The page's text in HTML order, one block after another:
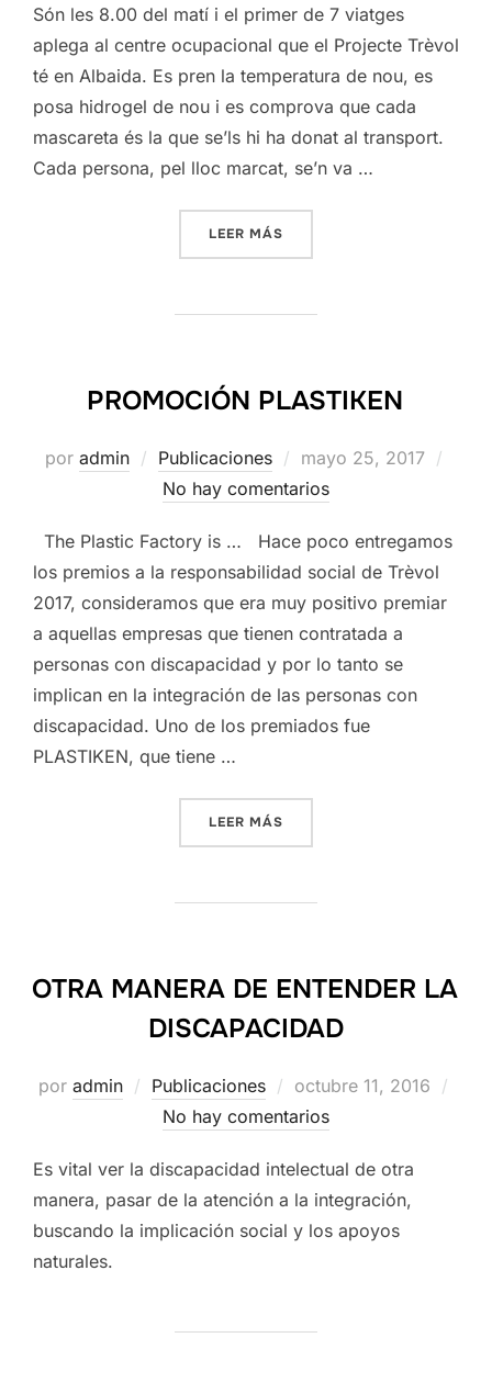
Són les 8.00 del matí i el primer de 7 viatges
aplega al centre ocupacional que el Projecte Trèvol
té en Albaida. Es pren la temperatura de nou, es
posa hidrogel de nou i es comprova que cada
mascareta és la que se’ls hi ha donat al transport.
Cada persona, pel lloc marcat, se’n va …
LEER MÁS
PROMOCIÓN PLASTIKEN
por admin Publicaciones
Publicado
el
mayo 25, 2017
No hay comentarios
The Plastic Factory is … Hace poco entregamos
los premios a la responsabilidad social de Trèvol
2017, consideramos que era muy positivo premiar
a aquellas empresas que tienen contratada a
personas con discapacidad y por lo tanto se
implican en la integración de las personas con
discapacidad. Uno de los premiados fue
PLASTIKEN, que tiene …
LEER MÁS
OTRA MANERA DE ENTENDER LA
DISCAPACIDAD
por admin Publicaciones
Publicado
el
octubre 11, 2016
No hay comentarios
Es vital ver la discapacidad intelectual de otra
manera, pasar de la atención a la integración,
buscando la implicación social y los apoyos
naturales.